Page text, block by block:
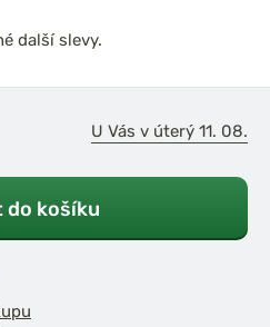
další slevy.
U Vás v úterý 11. 08.
do košíku